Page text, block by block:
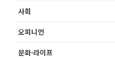
사회
오피니언
문화·라이프